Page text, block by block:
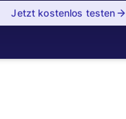
Jetzt kostenlos testen